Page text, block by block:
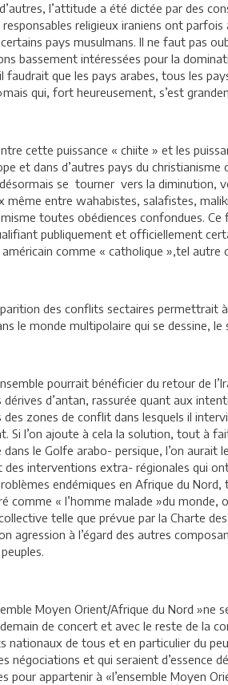
l’attitude a été dictée par des
religieux iraniens ont
pays musulmans. Il ne faut pas
bassement intéressées pour la
faudrait que les pays arabes, tous les
qui, fort heureusement, s’est
cette puissance « chiite » et les
et dans d’autres pays du
se tourner vers la diminution,
même entre wahabistes, salafistes,
toutes obédiences confondues.
publiquement et officiellement
comme « catholique »,tel
des conflits sectaires permettrait
le monde multipolaire qui se dessine,
pourrait bénéficier du retour de
d’antan, rassurée quant aux
zones de conflit dans lesquels il
Si l’on ajoute à cela la solution, tout à
dans le Golfe arabo- persique, l’on
des interventions extra- régionales qui
endémiques en Afrique du
comme « l’homme malade »du
telle que prévue par la Charte
agression à l’égard des autres
Moyen Orient/Afrique du Nord
de concert et avec le reste de la
nationaux de tous et en particulier du
négociations et qui seraient d’essence
pour appartenir à «l’ensemble Moyen